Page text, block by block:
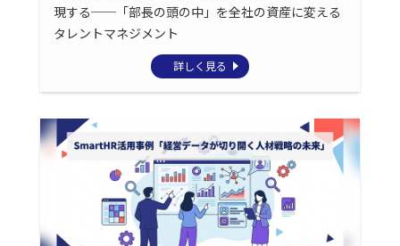
現する──「部長の頭の中」を全社の資産に変える
タレントマネジメント
詳しく見る